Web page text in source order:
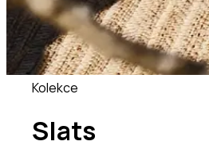
Kolekce
Slats